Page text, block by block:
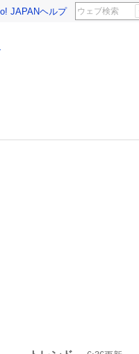
JAPANヘルプ